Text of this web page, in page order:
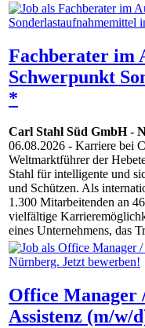
Fachberater im
Schwerpunkt
*
Carl Stahl Süd GmbH-
06.08.2026 - Karriere bei
Weltmarktführer der
Stahl für intelligente und
und Schützen. Als
1.300 Mitarbeitenden an
vielfältige
eines Unternehmens, das
Office Manager
Assistenz (m/w/